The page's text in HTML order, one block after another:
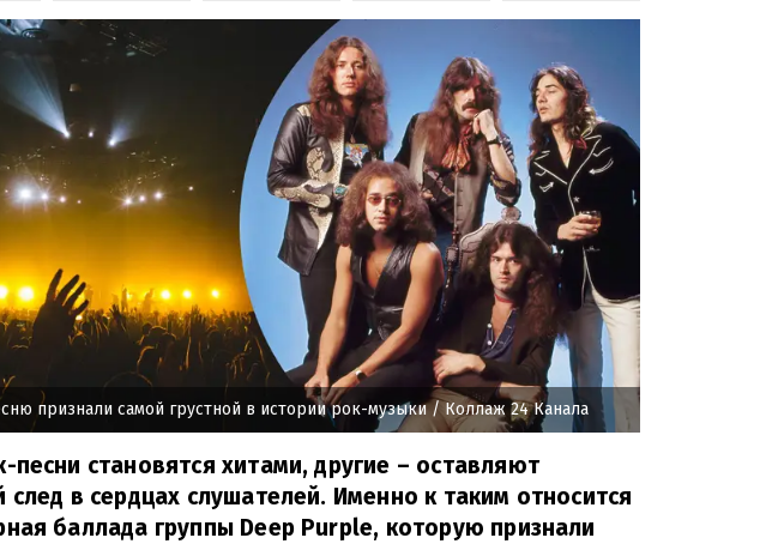
признали самой грустной в истории рок-музыки/ Коллаж 24 Канала
песни становятся хитами, другие – оставляют
след в сердцах слушателей. Именно к таким относится
баллада группы Deep Purple, которую признали